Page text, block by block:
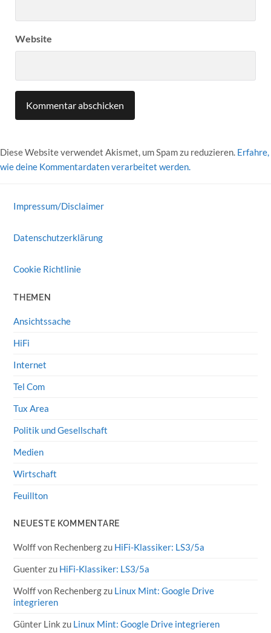
Website
Diese Website verwendet Akismet, um Spam zu reduzieren. Erfahre,
wie deine Kommentardaten verarbeitet werden.
Impressum/Disclaimer
Datenschutzerklärung
Cookie Richtlinie
THEMEN
Ansichtssache
HiFi
Internet
Tel Com
Tux Area
Politik und Gesellschaft
Medien
Wirtschaft
Feuillton
NEUESTE KOMMENTARE
Wolff von Rechenbergzu HiFi-Klassiker: LS3/5a
Guenterzu HiFi-Klassiker: LS3/5a
Wolff von Rechenbergzu Linux Mint: Google Drive
integrieren
Günter Link zu Linux Mint: Google Drive integrieren